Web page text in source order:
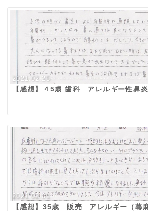
2021.02.25
【感想】４5歳 歯科 アレルギー性鼻炎
2021.02.01
【感想】35歳 販売 アレルギー（蕁